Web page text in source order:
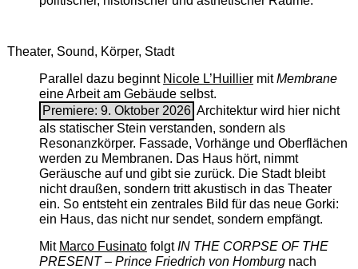
Theater, Sound, Körper, Stadt
Parallel dazu beginnt Nicole L’Huilliermit ­Membrane
eine Arbeit am Gebäude selbst.
Premiere: 9. Oktober 2026 Architektur wird hier nicht
als statischer Stein verstanden, sondern als
Resonanzkörper. Fassade, Vorhänge und Oberflächen
werden zu Membranen. Das Haus hört, nimmt
Geräusche auf und gibt sie zurück. Die Stadt bleibt
nicht draußen, sondern tritt akustisch in das Theater
ein. So entsteht ein zentrales Bild für das neue Gorki:
ein Haus, das nicht nur sendet, sondern empfängt.
Mit Marco FusinatofolgtIN THE CORPSE OF THE
PRESENT – Prince Friedrich von Homburgnach